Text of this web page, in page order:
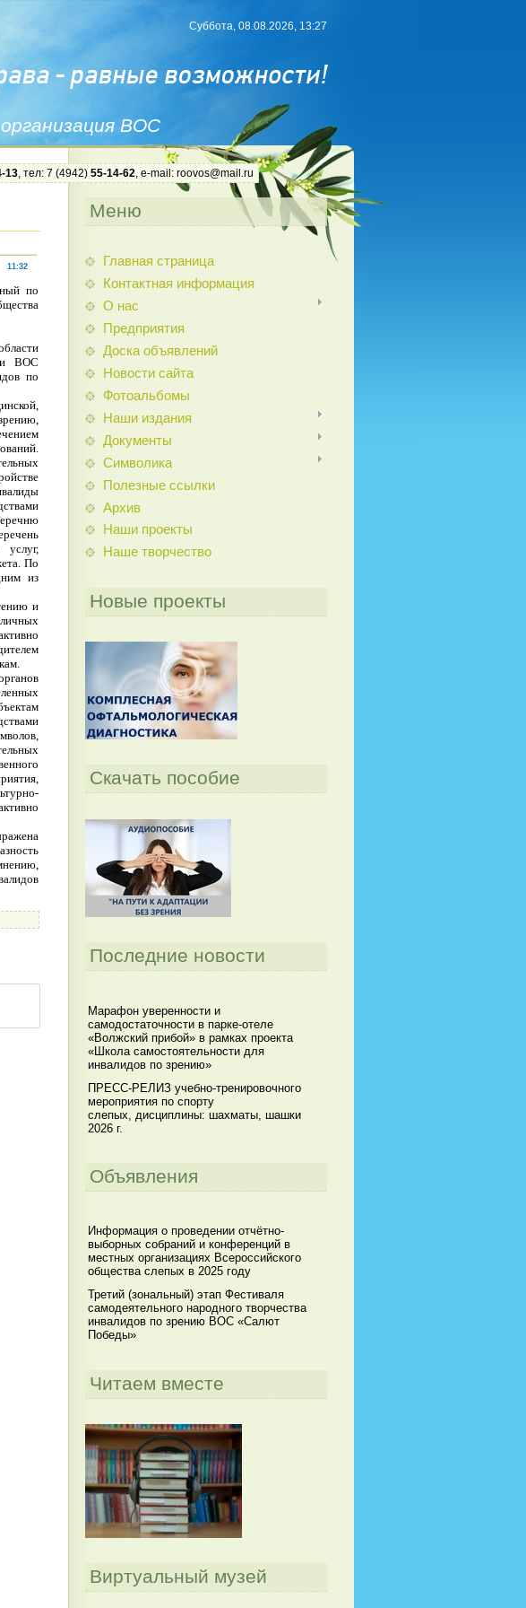
ВОС
Суббота, 08.08.2026, 13:27
13, тел: 7 (4942) 55-14-62, e-mail: roovos@mail.ru
11:32
по
ВОС
по
По
из
и
Меню
Главная страница
Контактная информация
О нас
Предприятия
Доска объявлений
Новости сайта
Фотоальбомы
Наши издания
Документы
Символика
Полезные ссылки
Архив
Наши проекты
Наше творчество
Новые проекты
Скачать пособие
Последние новости
Марафон уверенности и
самодостаточности в парке-отеле
«Волжский прибой» в рамках проекта
«Школа самостоятельности для
инвалидов по зрению»
ПРЕСС-РЕЛИЗ учебно-тренировочного
мероприятия по спорту
слепых, дисциплины: шахматы, шашки
2026 г.
Объявления
Информация о проведении отчётно-
выборных собраний и конференций в
местных организациях Всероссийского
общества слепых в 2025 году
Третий (зональный) этап Фестиваля
самодеятельного народного творчества
инвалидов по зрению ВОС «Салют
Победы»
Читаем вместе
Виртуальный музей